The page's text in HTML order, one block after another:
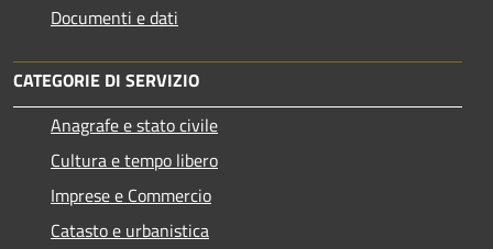
Documenti e dati
CATEGORIE DI SERVIZIO
Anagrafe e stato civile
Cultura e tempo libero
Imprese e Commercio
Catasto e urbanistica